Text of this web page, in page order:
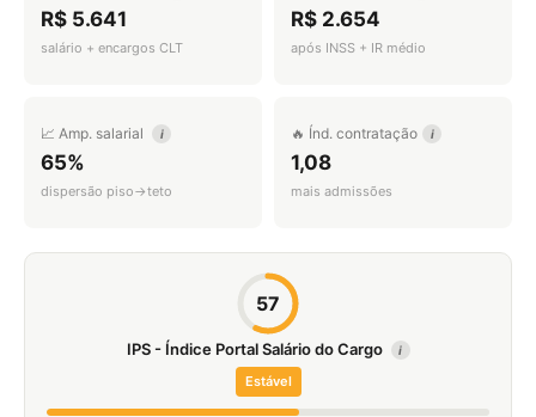
R$ 5.641
salário + encargos CLT
R$ 2.654
após INSS + IR médio
📈 Amp. salarial i
65%
dispersão piso→teto
🔥 Índ. contratação i
1,08
mais admissões
57
IPS - Índice Portal Salário do Cargo i
Estável